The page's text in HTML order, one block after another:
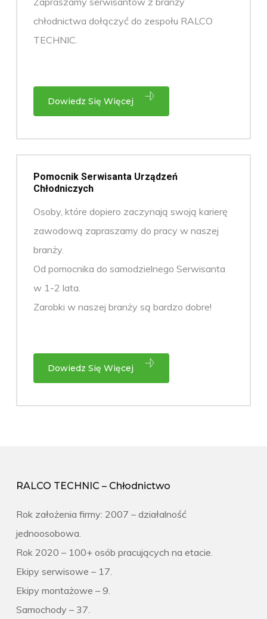
chłodnictwa dołączyć do zespołu RALCO
TECHNIC.
Dowiedz Się Więcej
Pomocnik Serwisanta Urządzeń
Chłodniczych
Osoby, które dopiero zaczynają swoją karierę
zawodową zapraszamy do pracy w naszej
branży.
Od pomocnika do samodzielnego Serwisanta
w 1-2 lata.
Zarobki w naszej branży są bardzo dobre!
Dowiedz Się Więcej
RALCO TECHNIC – Chłodnictwo
Rok założenia firmy: 2007 – działalność
jednoosobowa.
Rok 2020 – 100+ osób pracujących na etacie.
Ekipy serwisowe – 17.
Ekipy montażowe – 9.
Samochody – 37.